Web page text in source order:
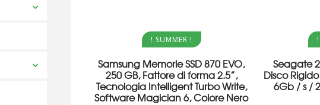
Aggiungi al carrello
! SUMMER !
Samsung Memorie SSD 870 EVO,
250 GB, Fattore di forma 2.5”,
Tecnologia Intelligent Turbo Write,
Software Magician 6, Colore Nero
Seagate
Disco
6Gb / s /